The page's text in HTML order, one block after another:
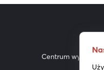
Centrum wyników